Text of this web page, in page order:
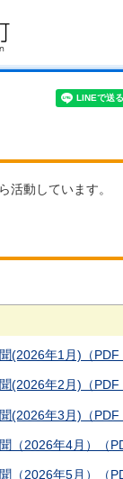
活動しています。
(2026年1月)（PDF
(2026年2月)（PDF
(2026年3月)（PDF
（2026年4月）（
（2026年5月）（